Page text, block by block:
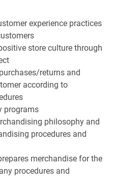
experience practices
store culture through
returns and
according to
programs
philosophy and
procedures and
merchandise for the
procedures and